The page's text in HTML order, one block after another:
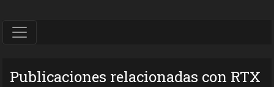
Publicaciones relacionadas con RTX